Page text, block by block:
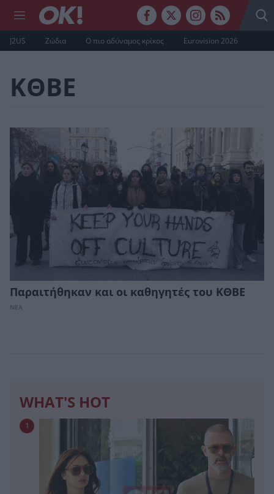
J2US Ζώδια Ο πιο αδύναμος κρίκος Eurovision 2026
ΚΘΒΕ
Παραιτήθηκαν και οι καθηγητές του ΚΘΒΕ
ΝΕΑ
WHAT'S HOT
1